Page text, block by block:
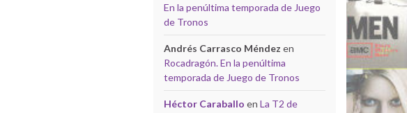
En la penúltima temporada de Juego
de Tronos
Andrés Carrasco Méndez en
Rocadragón. En la penúltima
temporada de Juego de Tronos
Héctor Caraballo en La T2 de